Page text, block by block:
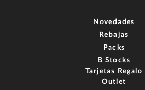
Novedades
Rebajas
Packs
B Stocks
Tarjetas Regalo
Outlet